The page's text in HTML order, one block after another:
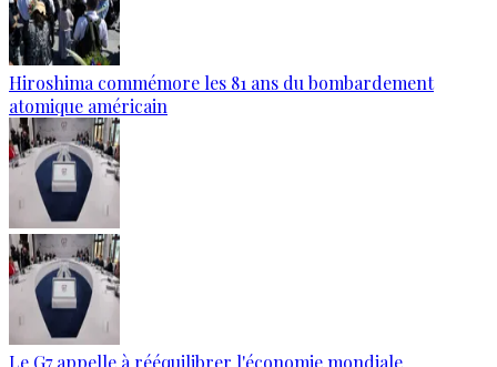
Hiroshima commémore les 81 ans du bombardement
atomique américain
Le G7 appelle à rééquilibrer l'économie mondiale